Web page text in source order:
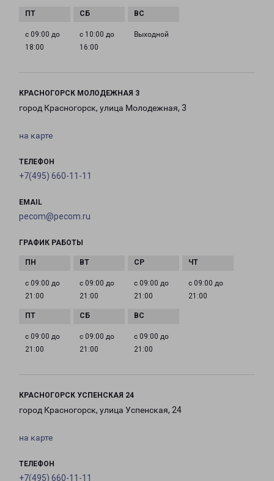
с 09:00 до
18:00
с 10:00 до
16:00
Выходной
КРАСНОГОРСК МОЛОДЕЖНАЯ 3
город Красногорск, улица Молодежная, 3
на карте
ТЕЛЕФОН
+7(495) 660-11-11
EMAIL
pecom@pecom.ru
ГРАФИК РАБОТЫ
с 09:00 до
21:00
с 09:00 до
21:00
с 09:00 до
21:00
с 09:00 до
21:00
с 09:00 до
21:00
с 09:00 до
21:00
с 09:00 до
21:00
КРАСНОГОРСК УСПЕНСКАЯ 24
город Красногорск, улица Успенская, 24
на карте
ТЕЛЕФОН
+7(495) 660-11-11